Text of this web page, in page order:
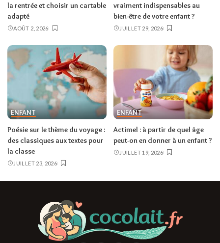
la rentrée et choisir un cartable
adapté
AOÛT 2, 2026
vraiment indispensables au
bien-être de votre enfant ?
JUILLET 29, 2026
ENFANT
Poésie sur le thème du voyage :
des classiques aux textes pour
la classe
JUILLET 23, 2026
ENFANT
Actimel : à partir de quel âge
peut-on en donner à un enfant ?
JUILLET 19, 2026